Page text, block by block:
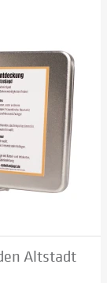
Altstadt